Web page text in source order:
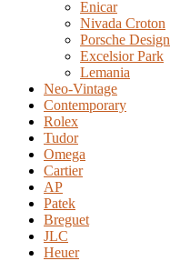
Enicar
Nivada Croton
Porsche Design
Excelsior Park
Lemania
Neo-Vintage
Contemporary
Rolex
Tudor
Omega
Cartier
AP
Patek
Breguet
JLC
Heuer